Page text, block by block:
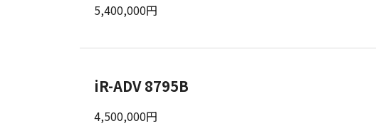
5,400,000円
iR-ADV 8795B
4,500,000円